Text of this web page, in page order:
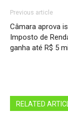
Previous article
Câmara aprova
Imposto de
ganha até R$ 5 mil
RELATED